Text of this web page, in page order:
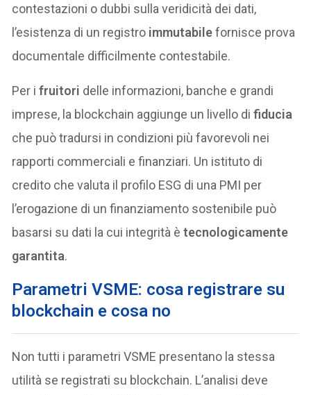
contestazioni o dubbi sulla veridicità dei dati,
l’esistenza di un registro immutabilefornisce prova
documentale difficilmente contestabile.
Per ifruitori delle informazioni, banche e grandi
imprese, la blockchain aggiunge un livello difiducia
che può tradursi in condizioni più favorevoli nei
rapporti commerciali e finanziari. Un istituto di
credito che valuta il profilo ESG di una PMI per
l’erogazione di un finanziamento sostenibile può
basarsi su dati la cui integrità ètecnologicamente
garantita.
Parametri VSME: cosa registrare su
blockchain e cosa no
Non tutti i parametri VSME presentano la stessa
utilità se registrati su blockchain. L’analisi deve